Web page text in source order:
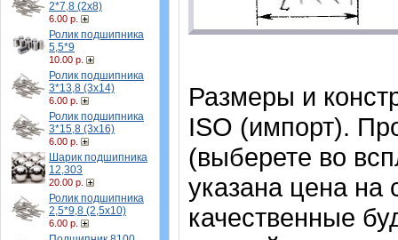
2*7,8 (2х8)
6.00 р.
Ролик подшипника
5,5*9
10.00 р.
Ролик подшипника
3*13,8 (3х14)
6.00 р.
Ролик подшипника
3*15,8 (3х16)
6.00 р.
Шарик подшипника
12,303
20.00 р.
Ролик подшипника
2,5*9,8 (2,5х10)
6.00 р.
Размеры и
ISO (импорт).
(выберете во
указана цена
качественные